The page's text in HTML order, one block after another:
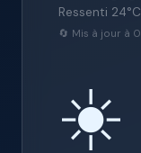
Ressenti 24°C
🔄 Mis à jour à
☀️